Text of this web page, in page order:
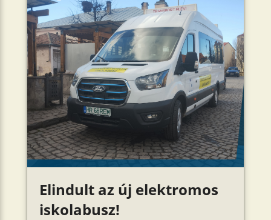
Elindult az új elektromos
iskolabusz!